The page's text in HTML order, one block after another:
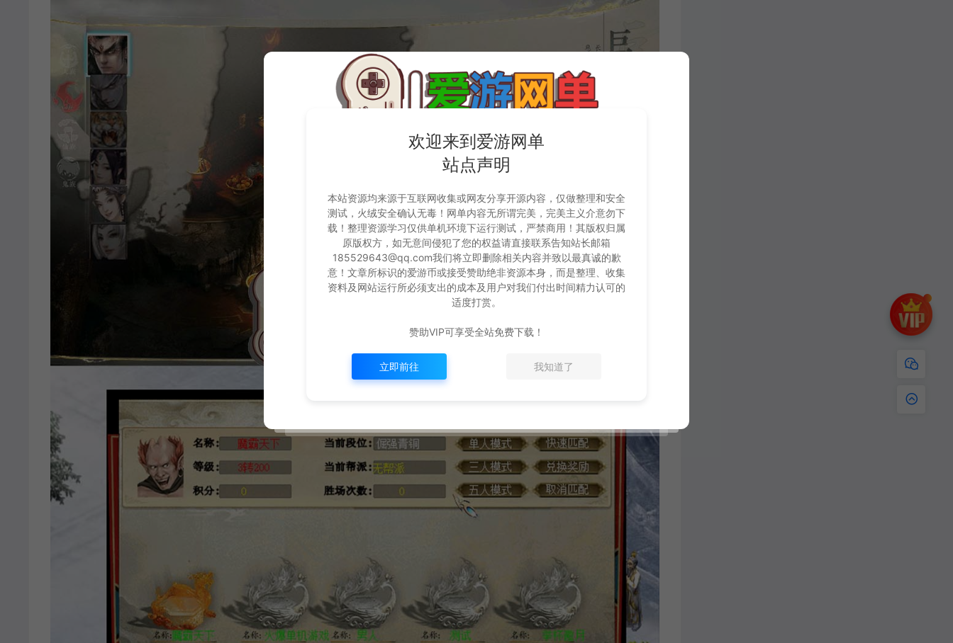
欢迎来到爱游网单
站点声明
本站资源均来源于互联网收集或网友分享开源内容，仅做整理和安全
测试，火绒安全确认无毒！网单内容无所谓完美，完美主义介意勿下
载！整理资源学习仅供单机环境下运行测试，严禁商用！其版权归属
原版权方，如无意间侵犯了您的权益请直接联系告知站长邮箱
185529643@qq.com我们将立即删除相关内容并致以最真诚的歉
意！文章所标识的爱游币或接受赞助绝非资源本身，而是整理、收集
资料及网站运行所必须支出的成本及用户对我们付出时间精力认可的
适度打赏。
赞助VIP可享受全站免费下载！
立即前往 我知道了